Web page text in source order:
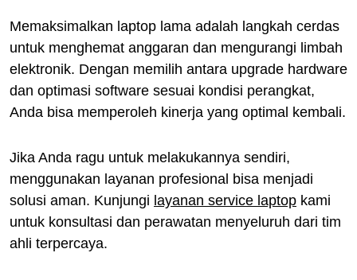
Memaksimalkan laptop lama adalah langkah cerdas
untuk menghemat anggaran dan mengurangi limbah
elektronik. Dengan memilih antara upgrade hardware
dan optimasi software sesuai kondisi perangkat,
Anda bisa memperoleh kinerja yang optimal kembali.
Jika Anda ragu untuk melakukannya sendiri,
menggunakan layanan profesional bisa menjadi
solusi aman. Kunjungi layanan service laptop kami
untuk konsultasi dan perawatan menyeluruh dari tim
ahli terpercaya.